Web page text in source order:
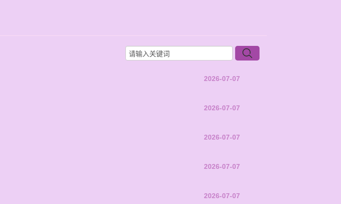
2026-07-07
2026-07-07
2026-07-07
2026-07-07
2026-07-07